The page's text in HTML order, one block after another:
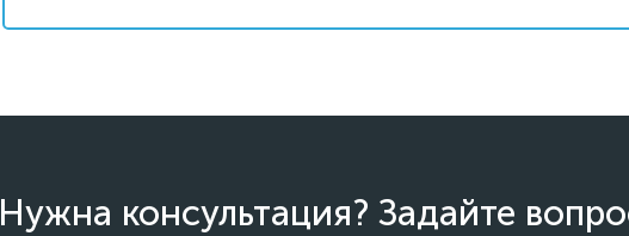
Нужна консультация? Задайте